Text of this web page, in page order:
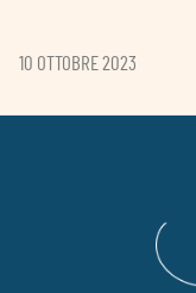
10 OTTOBRE 2023